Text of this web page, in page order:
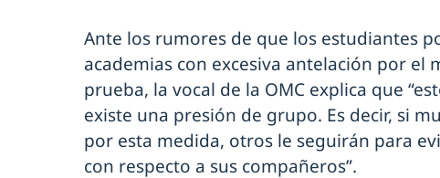
Ante los rumores de que los estudiantes
academias con excesiva antelación por el
prueba, la vocal de la OMC explica que
existe una presión de grupo. Es decir, si
por esta medida, otros le seguirán para
con respecto a sus compañeros”.